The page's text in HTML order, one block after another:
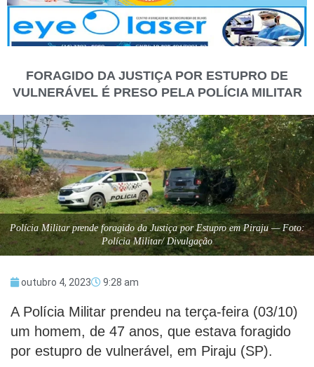
FORAGIDO DA JUSTIÇA POR ESTUPRO DE
VULNERÁVEL É PRESO PELA POLÍCIA MILITAR
Polícia Militar prende foragido da Justiça por Estupro em Piraju — Foto:
Polícia Militar/ Divulgação
outubro 4, 2023 9:28 am
A Polícia Militar prendeu na terça-feira (03/10)
um homem, de 47 anos, que estava foragido
por estupro de vulnerável, em Piraju (SP).